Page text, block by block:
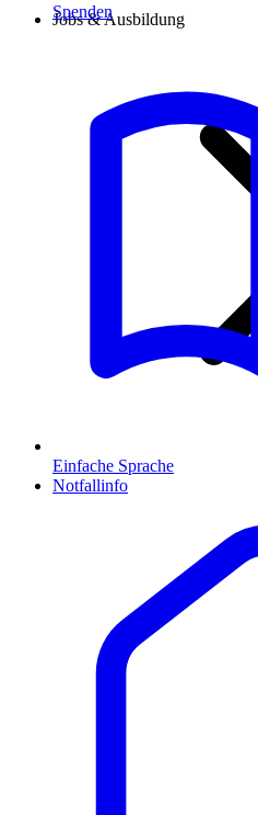
Spenden
Einfache Sprache
Notfallinfo
Jobs & Ausbildung